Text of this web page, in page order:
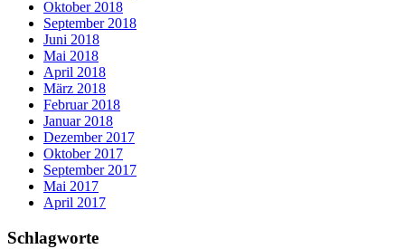
Oktober 2018
September 2018
Juni 2018
Mai 2018
April 2018
März 2018
Februar 2018
Januar 2018
Dezember 2017
Oktober 2017
September 2017
Mai 2017
April 2017
Schlagworte